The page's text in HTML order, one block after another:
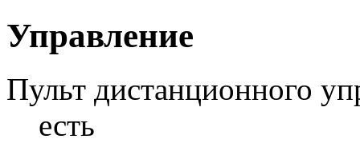
Управление
Пульт дистанционного
есть